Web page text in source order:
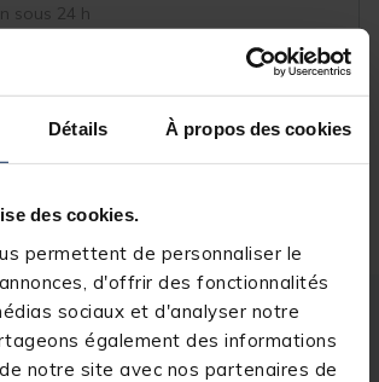
Détails À propos des cookies
des cookies.
permettent de personnaliser le
d'offrir des fonctionnalités
sociaux et d'analyser notre
également des informations
notre site avec nos partenaires de
sous 24 h
détails du produit pour connaître leur
1 mois pour changer d’avis
Spécifications